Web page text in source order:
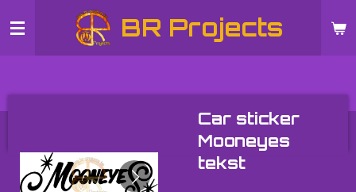
direct
hoofdinhoud
BR Projects
Car sticker
Mooneyes
tekst